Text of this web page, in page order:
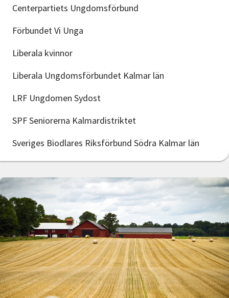
Centerpartiets Ungdomsförbund
Förbundet Vi Unga
Liberala kvinnor
Liberala Ungdomsförbundet Kalmar län
LRF Ungdomen Sydost
SPF Seniorerna Kalmardistriktet
Sveriges Biodlares Riksförbund Södra Kalmar län